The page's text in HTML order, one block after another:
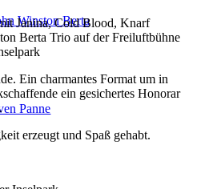
Winston Berta
Panne
Janina, Cold Blood, Knarf
Berta Trio auf der Freiluftbühne
Ein charmantes Format um in
ein gesichertes Honorar
erzeugt und Spaß gehabt.